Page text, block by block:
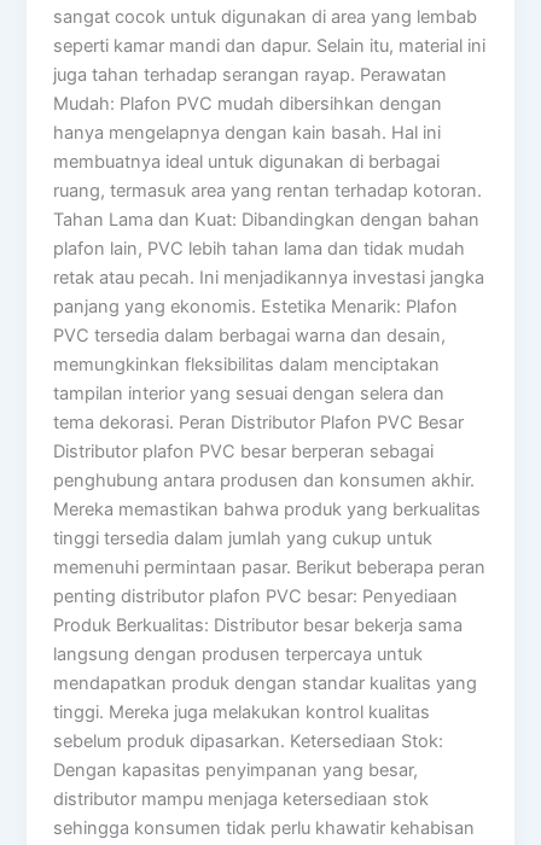
sangat cocok untuk digunakan di area yang lembab
seperti kamar mandi dan dapur. Selain itu, material ini
juga tahan terhadap serangan rayap. Perawatan
Mudah: Plafon PVC mudah dibersihkan dengan
hanya mengelapnya dengan kain basah. Hal ini
membuatnya ideal untuk digunakan di berbagai
ruang, termasuk area yang rentan terhadap kotoran.
Tahan Lama dan Kuat: Dibandingkan dengan bahan
plafon lain, PVC lebih tahan lama dan tidak mudah
retak atau pecah. Ini menjadikannya investasi jangka
panjang yang ekonomis. Estetika Menarik: Plafon
PVC tersedia dalam berbagai warna dan desain,
memungkinkan fleksibilitas dalam menciptakan
tampilan interior yang sesuai dengan selera dan
tema dekorasi. Peran Distributor Plafon PVC Besar
Distributor plafon PVC besar berperan sebagai
penghubung antara produsen dan konsumen akhir.
Mereka memastikan bahwa produk yang berkualitas
tinggi tersedia dalam jumlah yang cukup untuk
memenuhi permintaan pasar. Berikut beberapa peran
penting distributor plafon PVC besar: Penyediaan
Produk Berkualitas: Distributor besar bekerja sama
langsung dengan produsen terpercaya untuk
mendapatkan produk dengan standar kualitas yang
tinggi. Mereka juga melakukan kontrol kualitas
sebelum produk dipasarkan. Ketersediaan Stok:
Dengan kapasitas penyimpanan yang besar,
distributor mampu menjaga ketersediaan stok
sehingga konsumen tidak perlu khawatir kehabisan